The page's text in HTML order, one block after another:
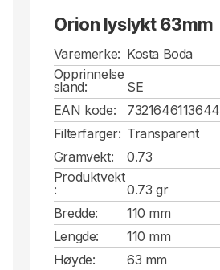
Orion lyslykt 63mm
Varemerke: Kosta Boda
Opprinnelse
sland:
SE
EAN kode:
7321646113644
Filterfarger: Transparent
Gramvekt:
0.73
Produktvekt
:
0.73 gr
Bredde:
110 mm
Lengde:
110 mm
Høyde:
63 mm